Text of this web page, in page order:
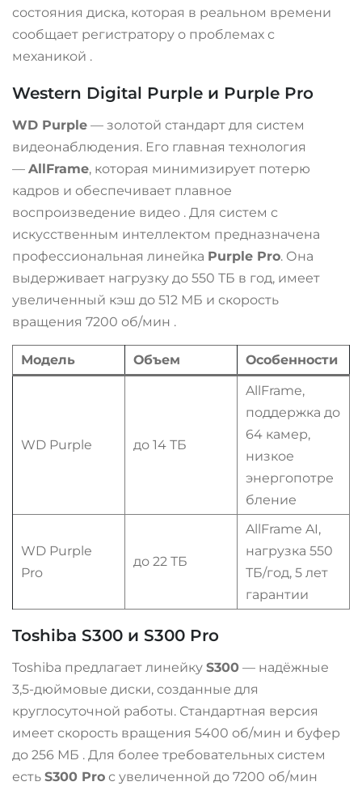
состояния диска, которая в реальном времени
сообщает регистратору о проблемах с
механикой .
Western Digital Purple и Purple Pro
WD Purple — золотой стандарт для систем
видеонаблюдения. Его главная технология
— AllFrame, которая минимизирует потерю
кадров и обеспечивает плавное
воспроизведение видео . Для систем с
искусственным интеллектом предназначена
профессиональная линейка Purple Pro. Она
выдерживает нагрузку до 550 ТБ в год, имеет
увеличенный кэш до 512 МБ и скорость
вращения 7200 об/мин .
Модель Объем Особенности
WD Purple до 14 ТБ
AllFrame,
поддержка до
64 камер,
низкое
энергопотре
бление
WD Purple
Pro
до 22 ТБ
AllFrame AI,
нагрузка 550
ТБ/год, 5 лет
гарантии
Toshiba S300 и S300 Pro
Toshiba предлагает линейку S300 — надёжные
3,5-дюймовые диски, созданные для
круглосуточной работы. Стандартная версия
имеет скорость вращения 5400 об/мин и буфер
до 256 МБ . Для более требовательных систем
есть S300 Pro с увеличенной до 7200 об/мин